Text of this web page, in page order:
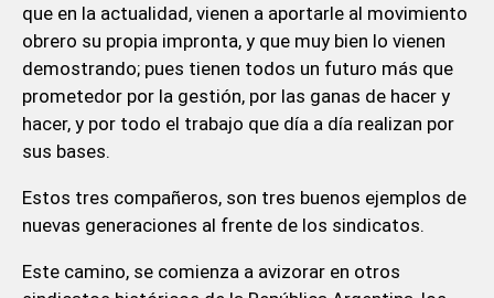
que en la actualidad, vienen a aportarle al movimiento
obrero su propia impronta, y que muy bien lo vienen
demostrando; pues tienen todos un futuro más que
prometedor por la gestión, por las ganas de hacer y
hacer, y por todo el trabajo que día a día realizan por
sus bases.
Estos tres compañeros, son tres buenos ejemplos de
nuevas generaciones al frente de los sindicatos.
Este camino, se comienza a avizorar en otros